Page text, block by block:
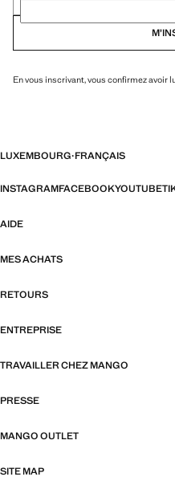
En vous inscrivant, vous confirmez avoir
LUXEMBOURG·FRANÇAIS
INSTAGRAMFACEBOOKYOUTUBE
AIDE
MES ACHATS
RETOURS
ENTREPRISE
TRAVAILLER CHEZ MANGO
PRESSE
MANGO OUTLET
SITE MAP